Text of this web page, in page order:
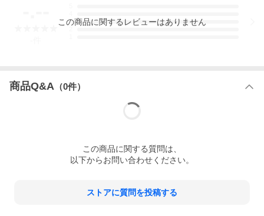
3
この商品に関するレビューはありません
商品Q&A （0件）
この商品に関する質問は、
以下からお問い合わせください。
ストアに質問を投稿する